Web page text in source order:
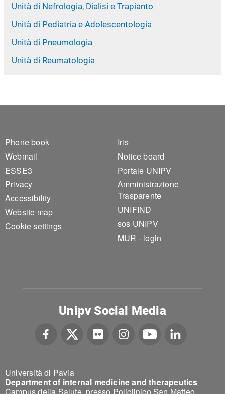
Unità di Nefrologia, Dialisi e Trapianto
Unità di Pediatria e Adolescentologia
Unità di Pneumologia
Unità di Reumatologia
Footer 1
Phone book
Webmail
ESSE3
Privacy
Accessibility
Website map
Cookie settings
Footer 2
Iris
Notice board
Portale UNIPV
Amministrazione
Trasparente
UNIFIND
sos UNIPV
MUR - login
Università di Pavia
Department of internal medicine and therapeutics
Unipv Social Media